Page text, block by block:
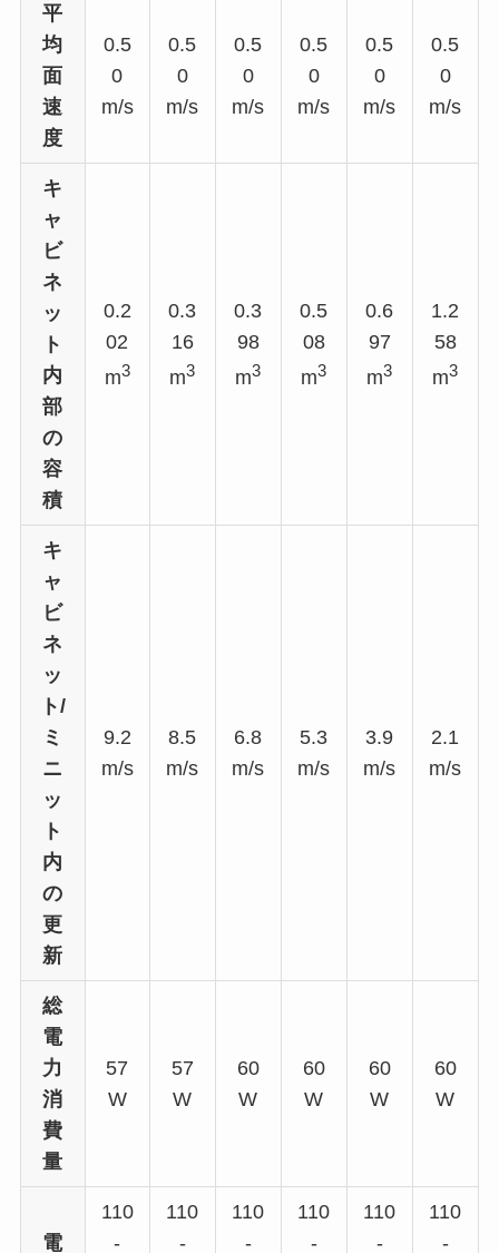
平
均
面
速
度
0.5
0
m/s
0.5
0
m/s
0.5
0
m/s
0.5
0
m/s
0.5
0
m/s
0.5
0
m/s
キ
ャ
ビ
ネ
ッ
ト
内
部
の
容
積
0.2
02
m3
0.3
16
m3
0.3
98
m3
0.5
08
m3
0.6
97
m3
1.2
58
m3
キ
ャ
ビ
ネ
ッ
ト/
ミ
ニ
ッ
ト
内
の
更
新
9.2
m/s
8.5
m/s
6.8
m/s
5.3
m/s
3.9
m/s
2.1
m/s
総
電
力
消
費
量
57
W
57
W
60
W
60
W
60
W
60
W
電
110
-
110
-
110
-
110
-
110
-
110
-